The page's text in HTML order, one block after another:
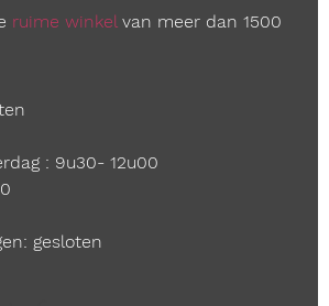
ruime winkel van meer dan 1500
: 9u30- 12u00
gesloten